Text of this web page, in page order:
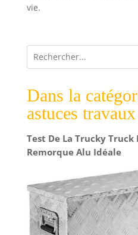
vie.
Dans la
astuces travaux
Test De La Trucky Truck
Remorque Alu Idéale